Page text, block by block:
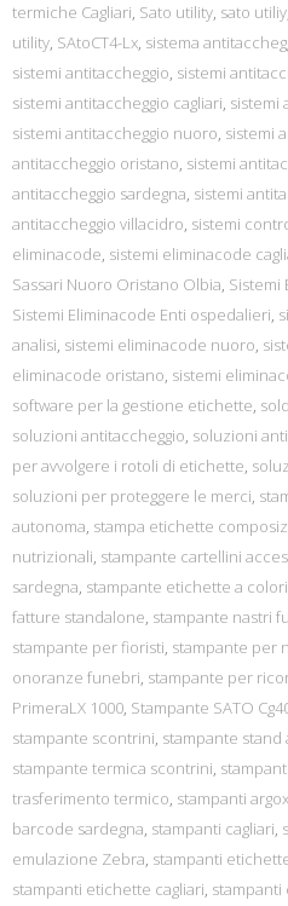
termiche Cagliari, Sato utility, sato utiliy
utility, SAtoCT4-Lx, sistema
sistemi antitaccheggio, sistemi
sistemi antitaccheggio cagliari, sistemi
sistemi antitaccheggio nuoro, sistemi
antitaccheggio oristano, sistemi
antitaccheggio sardegna, sistemi
antitaccheggio villacidro, sistemi
eliminacode, sistemi eliminacode
Sassari Nuoro Oristano Olbia, Sistemi
Sistemi Eliminacode Enti ospedalieri,
analisi, sistemi eliminacode nuoro,
eliminacode oristano, sistemi
software per la gestione etichette,
soluzioni antitaccheggio, soluzioni
per avvolgere i rotoli di etichette,
soluzioni per proteggere le merci,
autonoma, stampa etichette
nutrizionali, stampante cartellini
sardegna, stampante etichette a colori
fatture standalone, stampante nastri
stampante per fioristi, stampante per
onoranze funebri, stampante per
PrimeraLX 1000, Stampante SATO
stampante scontrini, stampante stand
stampante termica scontrini,
trasferimento termico, stampanti argox
barcode sardegna, stampanti cagliari,
emulazione Zebra, stampanti
stampanti etichette cagliari,